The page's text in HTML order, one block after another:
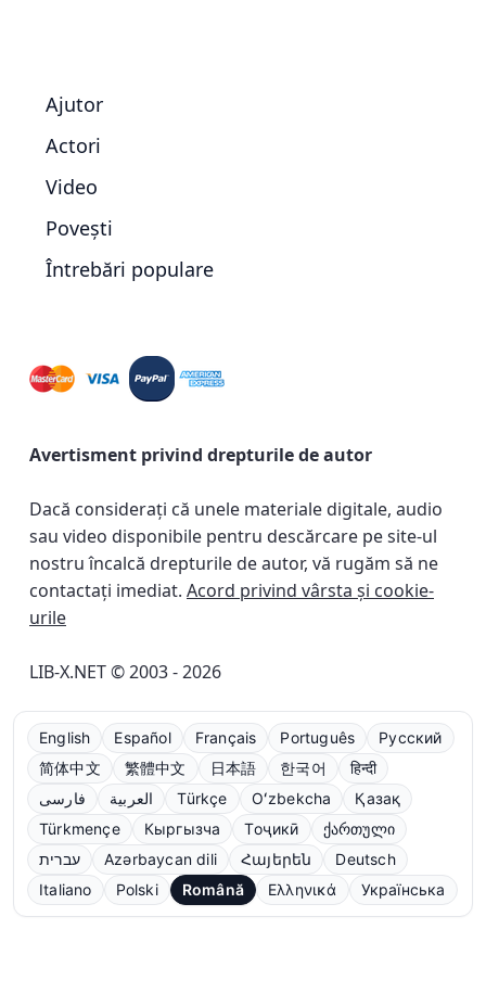
Ajutor
Actori
Video
Povești
Întrebări populare
Avertisment privind drepturile de autor
Dacă considerați că unele materiale digitale, audio
sau video disponibile pentru descărcare pe site-ul
nostru încalcă drepturile de autor, vă rugăm să ne
contactați imediat. Acord privind vârsta și cookie-
urile
LIB-X.NET © 2003 - 2026
English Español Français Português
Русский
简体中文
繁體中文 日本語 한국어
हिन्दी
فارسی
العربية Türkçe Oʻzbekcha
Қазақ
Türkmençe
Кыргызча Тоҷикӣ
ქართული
עברית
Azərbaycan dili Հայերեն
Deutsch
Italiano
Polski Română Ελληνικά Українська